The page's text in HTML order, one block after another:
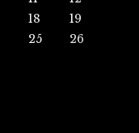
18
19
25
26